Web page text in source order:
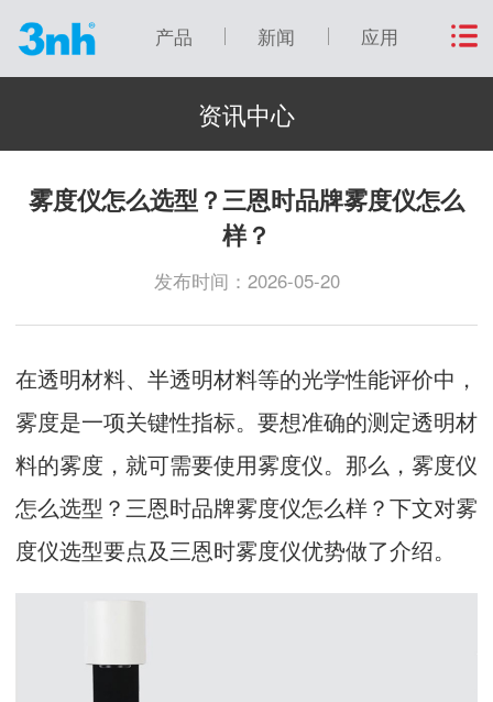
产品 新闻 应用
资讯中心
雾度仪怎么选型？三恩时品牌雾度仪怎么
样？
发布时间：2026-05-20
在透明材料、半透明材料等的光学性能评价中，
雾度是一项关键性指标。要想准确的测定透明材
料的雾度，就可需要使用雾度仪。那么，雾度仪
怎么选型？三恩时品牌雾度仪怎么样？下文对雾
度仪选型要点及三恩时雾度仪优势做了介绍。